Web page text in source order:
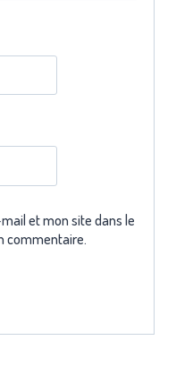
et mon site dans le
commentaire.